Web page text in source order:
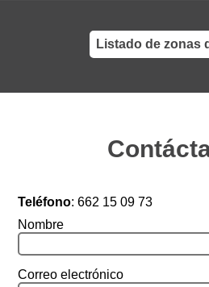
Listado de zonas
Teléfono:662 15 09 73
Nombre
Correo electrónico